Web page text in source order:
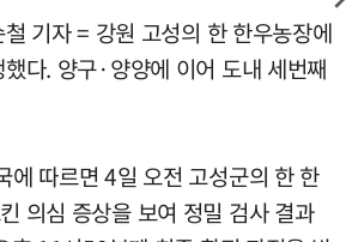
기자 = 강원 고성의 한 한우농장에
다. 양구·양양에 이어 도내 세번째
에 따르면 4일 오전 고성군의 한 한
의심 증상을 보여 정밀 검사 결과